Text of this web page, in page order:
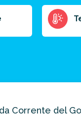
Corrente del